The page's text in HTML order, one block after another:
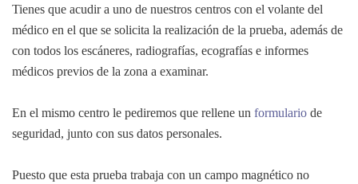
Tienes que acudir a uno de nuestros centros con el volante del
médico en el que se solicita la realización de la prueba, además de
con todos los escáneres, radiografías, ecografías e informes
médicos previos de la zona a examinar.
En el mismo centro le pediremos que rellene un formulario de
seguridad, junto con sus datos personales.
Puesto que esta prueba trabaja con un campo magnético no